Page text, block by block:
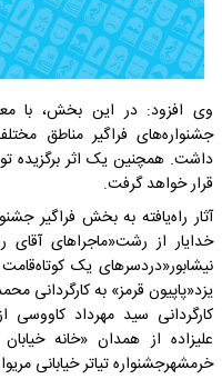
وی افزود: در این بخش، با
جشنواره‌های فراگیر مناطق
داشت. همچنین یک اثر برگزیده
قرار خواهد گرفت.
آثار راه‌یافته به بخش فراگیر
خدایار از رشت«ماجراهای
نیشابور«دردسرهای یک
یزد«پاپیون قرمز» به کارگردانی
کارگردانی سید مهرداد کاووسی
علیزاده از همدان «خانه
خرمشهرجشنواره تیاتر خیابانی